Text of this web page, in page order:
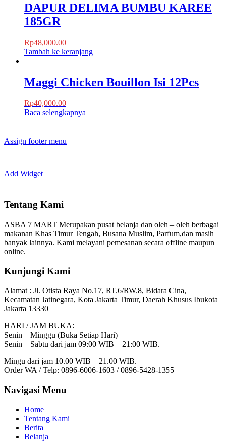
DAPUR DELIMA BUMBU KAREE
185GR
Rp48,000.00
Tambah ke keranjang
Maggi Chicken Bouillon Isi 12Pcs
Rp40,000.00
Baca selengkapnya
Assign footer menu
Add Widget
Tentang Kami
ASBA 7 MART Merupakan pusat belanja dan oleh – oleh berbagai
makanan Khas Timur Tengah, Busana Muslim, Parfum,dan masih
banyak lainnya. Kami melayani pemesanan secara offline maupun
online.
Kunjungi Kami
Alamat : Jl. Otista Raya No.17, RT.6/RW.8, Bidara Cina,
Kecamatan Jatinegara, Kota Jakarta Timur, Daerah Khusus Ibukota
Jakarta 13330
HARI / JAM BUKA:
Senin – Minggu (Buka Setiap Hari)
Senin – Sabtu dari jam 09:00 WIB – 21:00 WIB.
Mingu dari jam 10.00 WIB – 21.00 WIB.
Order WA / Telp: 0896-6006-1603 / 0896-5428-1355
Navigasi Menu
Home
Tentang Kami
Berita
Belanja